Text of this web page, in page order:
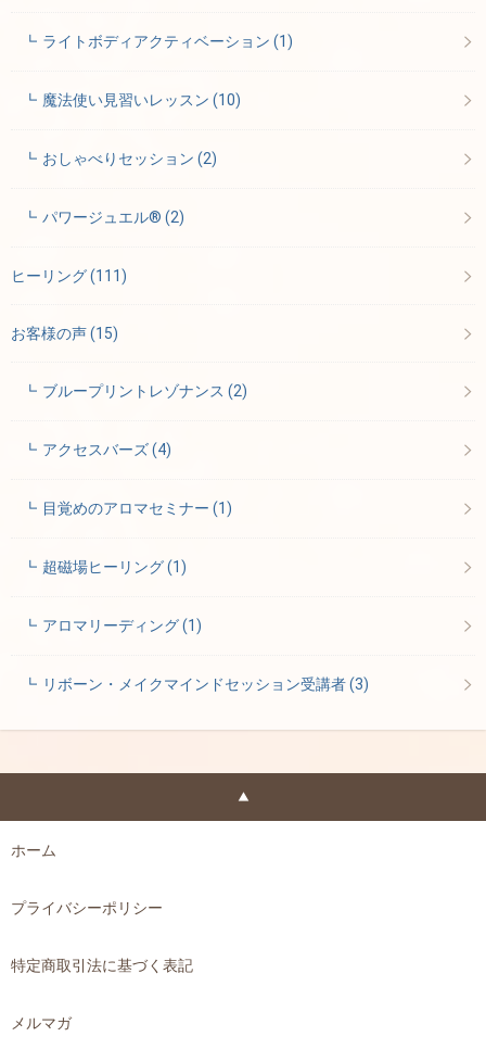
ライトボディアクティベーション(1)
魔法使い見習いレッスン(10)
おしゃべりセッション(2)
パワージュエル®(2)
ヒーリング(111)
お客様の声(15)
ブループリントレゾナンス(2)
アクセスバーズ(4)
目覚めのアロマセミナー(1)
超磁場ヒーリング(1)
アロマリーディング(1)
リボーン・メイクマインドセッション受講者(3)
ホーム
プライバシーポリシー
特定商取引法に基づく表記
メルマガ